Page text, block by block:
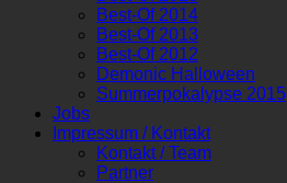
Best-Of 2014
Best-Of 2013
Best-Of 2012
Demonic Halloween
Summerpokalypse 2015
Jobs
Impressum / Kontakt
Kontakt / Team
Partner